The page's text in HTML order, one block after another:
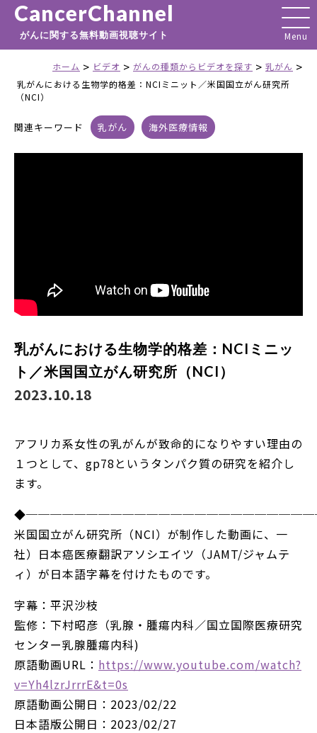
CancerChannel
がんに関する無料動画視聴サイト
ホーム > ビデオ > がんの種類からビデオを探す > 乳がん >
乳がんにおける生物学的格差：NCIミニット／米国国立がん研究所
（NCI）
関連キーワード 乳がん 海外医療情報
乳がんにおける生物学的格差：NCIミニッ
ト／米国国立がん研究所（NCI）
2023.10.18
アフリカ系女性の乳がんが致命的になりやすい理由の
１つとして、gp78というタンパク質の研究を紹介し
ます。
米国国立がん研究所（NCI）が制作した動画に、一
社）日本癌医療翻訳アソシエイツ（JAMT/ジャムテ
ィ）が日本語字幕を付けたものです。
字幕：平沢沙枝
監修：下村昭彦（乳腺・腫瘍内科／国立国際医療研究
センター乳腺腫瘍内科)
原語動画URL： https://www.youtube.com/watch?
v=Yh4lzrJrrrE&t=0s
原語動画公開日：2023/02/22
日本語版公開日：2023/02/27